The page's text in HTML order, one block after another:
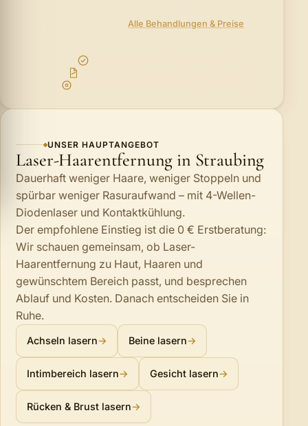
Alle Behandlungen & Preise
UNSER HAUPTANGEBOT
Laser-Haarentfernung in Straubing
Dauerhaft weniger Haare, weniger Stoppeln und
spürbar weniger Rasuraufwand – mit 4-Wellen-
Diodenlaser und Kontaktkühlung.
Der empfohlene Einstieg ist die 0 € Erstberatung:
Wir schauen gemeinsam, ob Laser-
Haarentfernung zu Haut, Haaren und
gewünschtem Bereich passt, und besprechen
Ablauf und Kosten. Danach entscheiden Sie in
Ruhe.
Achseln lasern→ Beine lasern→
Intimbereich lasern→ Gesicht lasern→
Rücken & Brust lasern→